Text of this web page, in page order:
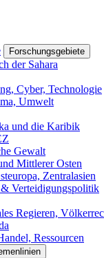
Forschungsgebiete
der Sahara
Cyber, Technologie
Umwelt
und die Karibik
Gewalt
Mittlerer Osten
Zentralasien
& Verteidigungspolitik
Regieren,
Ressourcen